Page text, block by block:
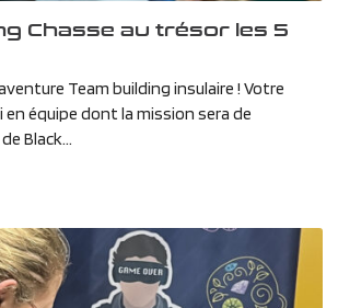
Chasse au trésor les 5
Team building insulaire ! Votre
équipe dont la mission sera de
Black...